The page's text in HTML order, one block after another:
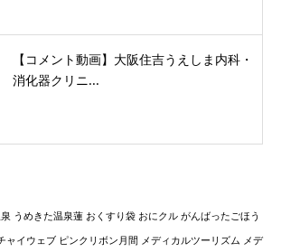
【コメント動画】大阪住吉うえしま内科・
消化器クリニ...
うめきた温泉蓮 おくすり袋 おにクル がんばったごほう
ャイウェブ ピンクリボン月間 メディカルツーリズム メデ